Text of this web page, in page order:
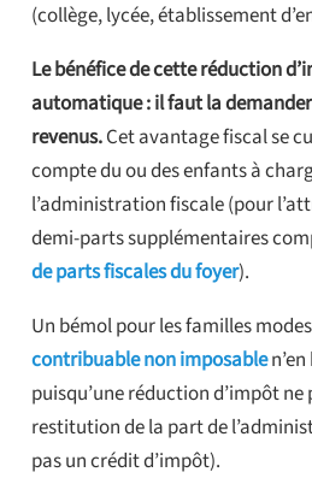
(collège, lycée, établissement
Le bénéfice de cette réduction
automatique : il faut la
revenus.Cet avantage fiscal se
compte du ou des enfants à
l’administration fiscale (pour
demi-parts supplémentaires
de parts fiscales du foyer).
Un bémol pour les familles
contribuable non imposable
puisqu’une réduction d’impôt
restitution de la part de
pas un crédit d’impôt).